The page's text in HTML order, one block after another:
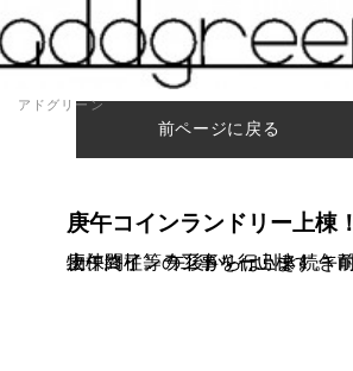
アドグリーン
前ページに戻る
庚午コインランドリー上棟！
庚午コインランドリー上棟！ 午前中に屋根までおさめて上棟終了。 午後からは引き続き耐力壁となる筋交、金物、間柱等の工事を行います。